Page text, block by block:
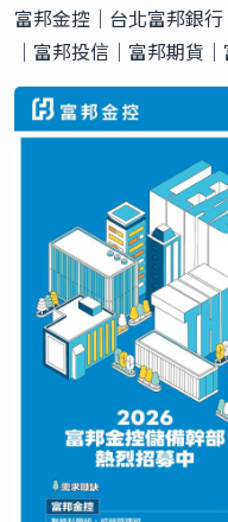
富邦金控｜台北富邦銀
｜富邦投信｜富邦期貨